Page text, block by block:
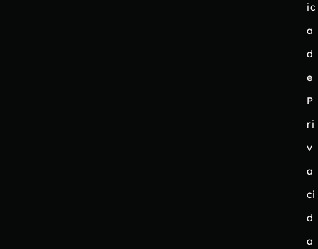
ic
a
d
e
P
ri
v
a
ci
d
a